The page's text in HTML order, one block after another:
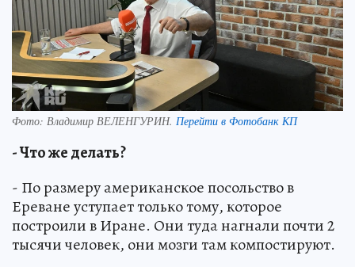
Фото: Владимир ВЕЛЕНГУРИН. Перейти в Фотобанк КП
- Что же делать?
- По размеру американское посольство в
Ереване уступает только тому, которое
построили в Иране. Они туда нагнали почти 2
тысячи человек, они мозги там компостируют.